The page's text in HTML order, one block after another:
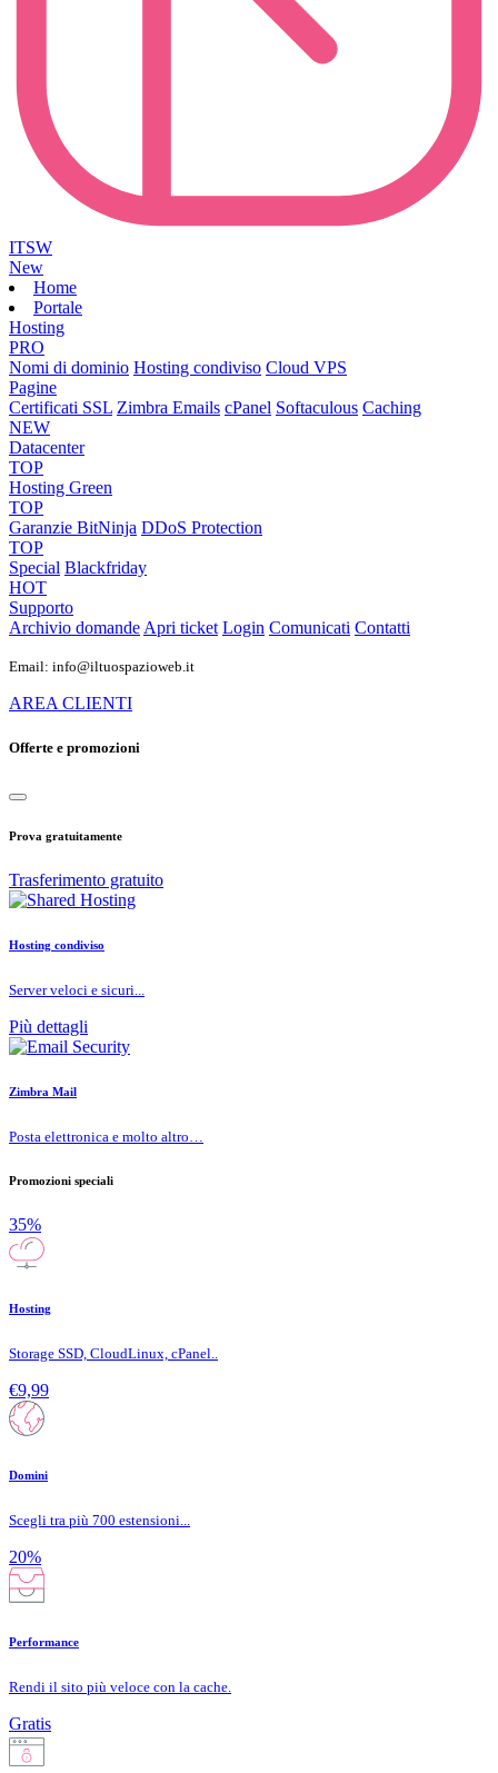
ITSW
New
Home
Portale
Hosting
PRO
Nomi di dominio Hosting condiviso Cloud VPS
Pagine
Certificati SSL Zimbra Emails cPanel Softaculous Caching
NEW
Datacenter
TOP
Hosting Green
TOP
Garanzie BitNinja DDoS Protection
TOP
Special Blackfriday
HOT
Supporto
Archivio domandeApri ticket Login Comunicati Contatti
Email: info@iltuospazioweb.it
AREA CLIENTI
Offerte e promozioni
Prova gratuitamente
Trasferimento gratuito
Hosting condiviso
Server veloci e sicuri...
Più dettagli
Zimbra Mail
Posta elettronica e molto altro…
Promozioni speciali
35%
Hosting
Storage SSD, CloudLinux, cPanel..
€9,99
Domini
Scegli tra più 700 estensioni...
20%
Performance
Rendi il sito più veloce con la cache.
Gratis